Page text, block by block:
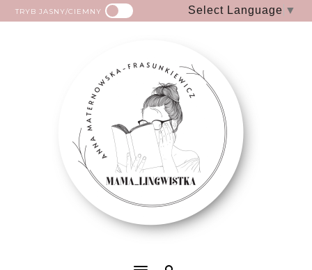
TRYB JASNY/CIEMNY Select Language ▼